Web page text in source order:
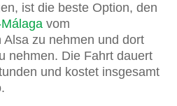
ist die beste Option, den
vom
zu nehmen und dort
nehmen. Die Fahrt dauert
und kostet insgesamt